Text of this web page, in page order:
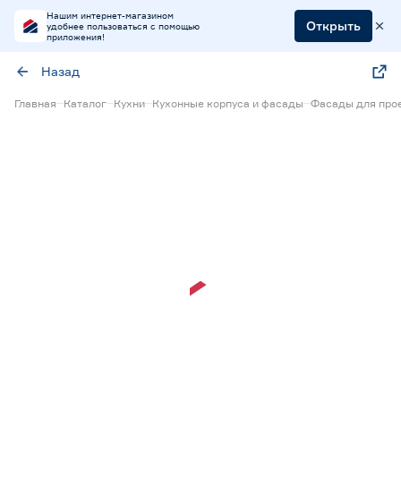
Нашим интернет-магазином
удобнее пользоваться с помощью
приложения!
Открыть
Назад
Главная Каталог Кухни Кухонные корпуса и фасады Фасады для